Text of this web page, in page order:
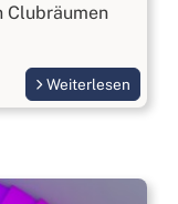
Clubräumen
Weiterlesen